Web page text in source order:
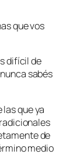
que vos
difícil de
sabés
que ya
de
medio